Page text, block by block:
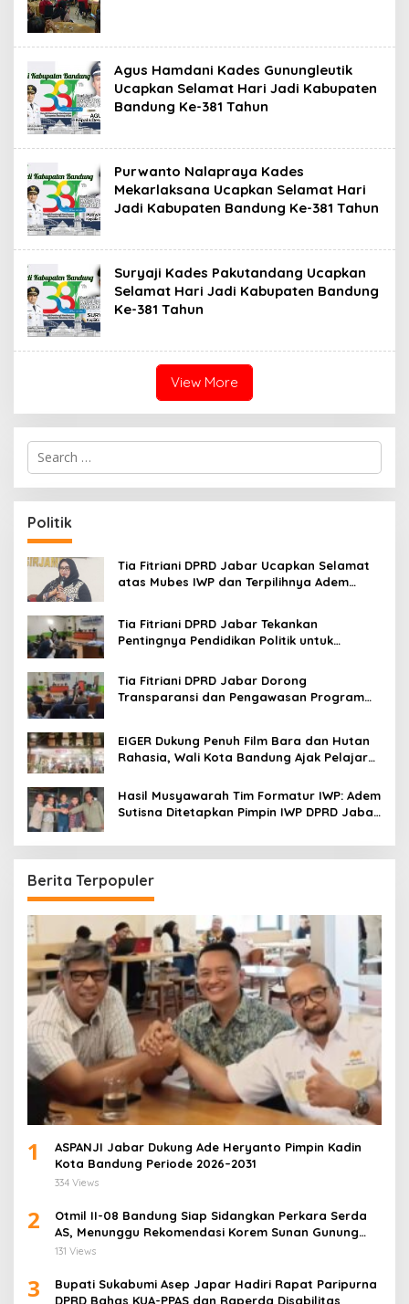
Agus Hamdani Kades Gunungleutik
Ucapkan Selamat Hari Jadi Kabupaten
Bandung Ke-381 Tahun
Purwanto Nalapraya Kades
Mekarlaksana Ucapkan Selamat Hari
Jadi Kabupaten Bandung Ke-381 Tahun
Suryaji Kades Pakutandang Ucapkan
Selamat Hari Jadi Kabupaten Bandung
Ke-381 Tahun
View More
S
r
c
h
f
o
:
Politik
Tia Fitriani DPRD Jabar Ucapkan Selamat
atas Mubes IWP dan Terpilihnya Adem
Tia Fitriani DPRD Jabar Tekankan
Pentingnya Pendidikan Politik untuk
Bandung
Tia Fitriani DPRD Jabar Dorong
Transparansi dan Pengawasan Program
EIGER Dukung Penuh Film Bara dan Hutan
Rahasia, Wali Kota Bandung Ajak Pelajar
Hasil Musyawarah Tim Formatur IWP: Adem
Sutisna Ditetapkan Pimpin IWP DPRD Jabar
Berita Terpopuler
1
ASPANJI Jabar Dukung Ade Heryanto Pimpin Kadin
Kota Bandung Periode 2026–2031
334 Views
2
Otmil II-08 Bandung Siap Sidangkan Perkara Serda
AS, Menunggu Rekomendasi Korem Sunan Gunung
Jati Cirebon
131 Views
3
Bupati Sukabumi Asep Japar Hadiri Rapat Paripurna
DPRD Bahas KUA-PPAS dan Raperda Disabilitas